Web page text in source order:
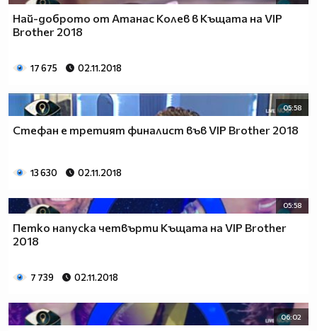
Най-доброто от Атанас Колев в Къщата на VIP
Brother 2018
17 675 02.11.2018
05:58
Стефан е третият финалист във VIP Brother 2018
13 630 02.11.2018
05:58
Петко напуска четвърти Къщата на VIP Brother
2018
7 739 02.11.2018
06:02